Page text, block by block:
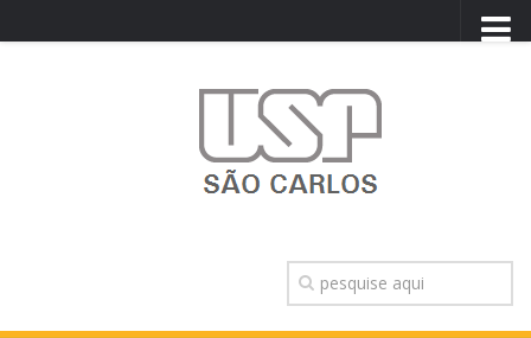
TRANSPARÊNCIA